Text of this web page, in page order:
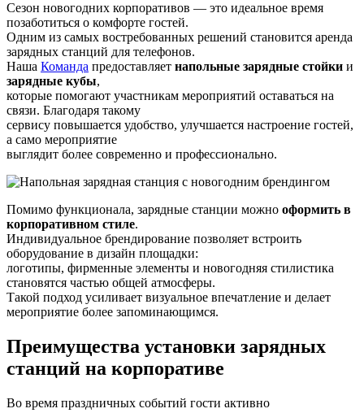
Сезон новогодних корпоративов — это идеальное время
позаботиться о комфорте гостей.
Одним из самых востребованных решений становится аренда
зарядных станций для телефонов.
Наша Команда предоставляет напольные зарядные стойки и
зарядные кубы,
которые помогают участникам мероприятий оставаться на
связи. Благодаря такому
сервису повышается удобство, улучшается настроение гостей,
а само мероприятие
выглядит более современно и профессионально.
Помимо функционала, зарядные станции можно оформить в
корпоративном стиле.
Индивидуальное брендирование позволяет встроить
оборудование в дизайн площадки:
логотипы, фирменные элементы и новогодняя стилистика
становятся частью общей атмосферы.
Такой подход усиливает визуальное впечатление и делает
мероприятие более запоминающимся.
Преимущества установки зарядных
станций на корпоративе
Во время праздничных событий гости активно